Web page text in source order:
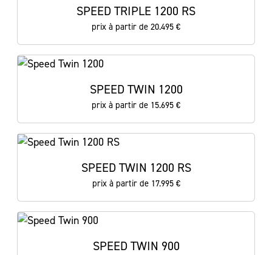
SPEED TRIPLE 1200 RS
prix à partir de 20.495 €
SPEED TWIN 1200
prix à partir de 15.695 €
SPEED TWIN 1200 RS
prix à partir de 17.995 €
SPEED TWIN 900